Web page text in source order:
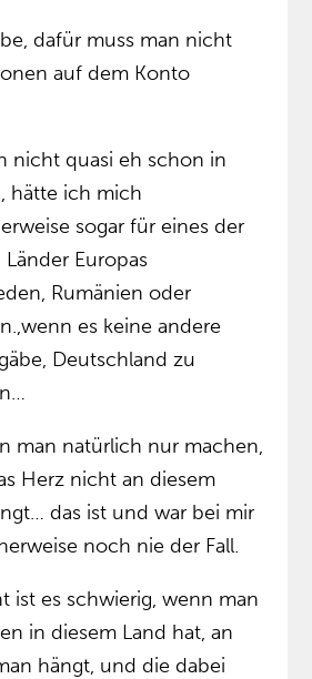
dafür muss man nicht
auf dem Konto
nicht quasi eh schon in
hätte ich mich
sogar für eines der
Länder Europas
Rumänien oder
es keine andere
Deutschland zu
man natürlich nur machen,
Herz nicht an diesem
das ist und war bei mir
noch nie der Fall.
ist es schwierig, wenn man
in diesem Land hat, an
hängt, und die dabei